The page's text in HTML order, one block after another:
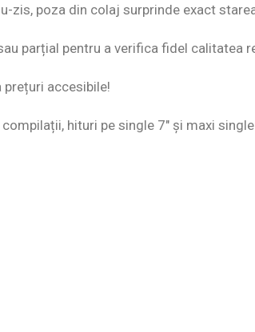
poza din colaj surprinde exact
parțial pentru a verifica fidel calitatea
accesibile!
hituri pe single 7″ și maxi single